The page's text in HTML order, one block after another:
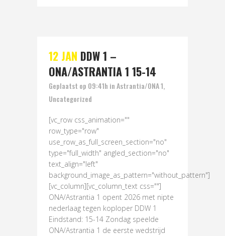
12 JAN DDW 1 –
ONA/ASTRANTIA 1 15-14
Geplaatst op 09:41h inAstrantia/ONA 1,
Uncategorized
[vc_row css_animation=""
row_type="row"
use_row_as_full_screen_section="no"
type="full_width" angled_section="no"
text_align="left"
background_image_as_pattern="without_pattern"]
[vc_column][vc_column_text css=""]
ONA/Astrantia 1 opent 2026 met nipte
nederlaag tegen koploper DDW 1
Eindstand: 15-14 Zondag speelde
ONA/Astrantia 1 de eerste wedstrijd